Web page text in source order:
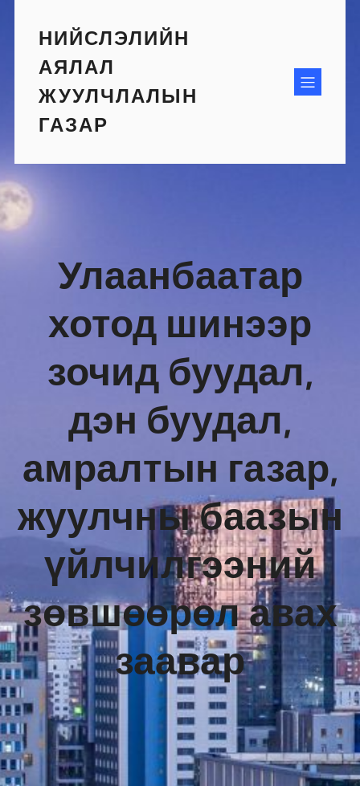
contentНИЙСЛЭЛИЙН
АЯЛАЛ
ЖУУЛЧЛАЛЫН
ГАЗАР
Улаанбаатар
хотод шинээр
зочид буудал,
дэн буудал,
амралтын газар,
жуулчны баазын
үйлчилгээний
зөвшөөрөл авах
заавар